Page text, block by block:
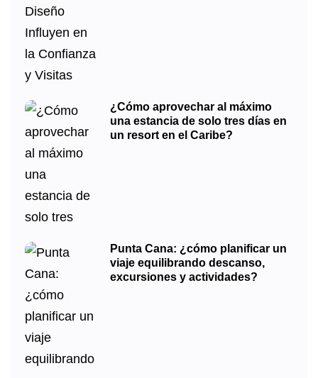
¿Cómo aprovechar al máximo
una estancia de solo tres días en
un resort en el Caribe?
Punta Cana: ¿cómo planificar un
viaje equilibrando descanso,
excursiones y actividades?